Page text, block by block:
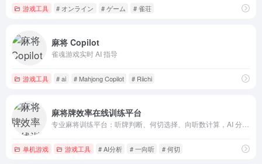
游戏工具 # オンライン # ゲーム # 雀荘
麻将 Copilot
雀魂游戏实时 AI 指导
游戏工具 # ai # Mahjong Copilot # Riichi
麻将牌效率在线训练平台
单机游戏 游戏工具 # AI分析 # 一向听 # 何切